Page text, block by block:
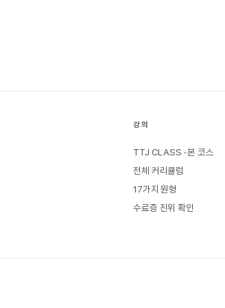
강의
TTJ CLASS · 본 코스
전체 커리큘럼
17가지 원형
수료증 진위 확인